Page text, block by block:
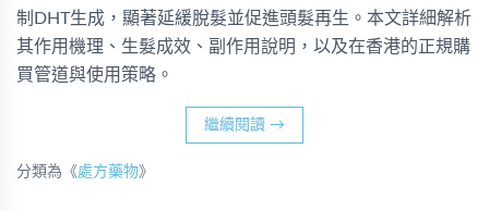
制DHT生成，顯著延緩脫髮並促進頭髮再生。本文詳細解析
其作用機理、生髮成效、副作用說明，以及在香港的正規購
買管道與使用策略。
繼續閱讀 →
分類為《處方藥物》